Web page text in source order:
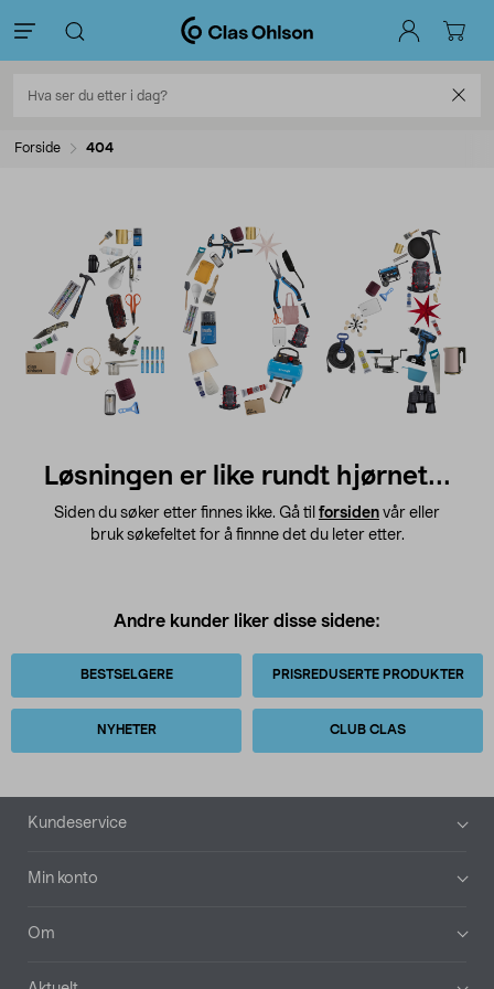
Forside 404
Løsningen er like rundt hjørnet...
Siden du søker etter finnes ikke. Gå til forsiden vår eller
bruk søkefeltet for å finnne det du leter etter.
Andre kunder liker disse sidene:
BESTSELGERE PRISREDUSERTE PRODUKTER
NYHETER CLUB CLAS
Bunntekst
Kundeservice
Min konto
Om